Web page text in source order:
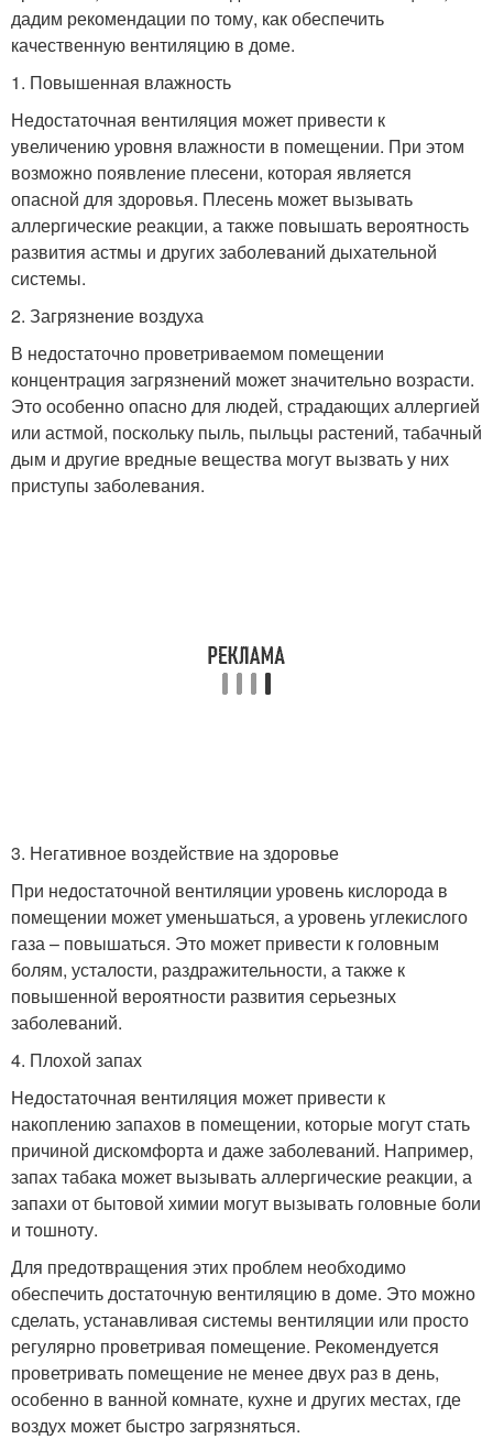
дадим рекомендации по тому, как обеспечить
качественную вентиляцию в доме.
1. Повышенная влажность
Недостаточная вентиляция может привести к
увеличению уровня влажности в помещении. При этом
возможно появление плесени, которая является
опасной для здоровья. Плесень может вызывать
аллергические реакции, а также повышать вероятность
развития астмы и других заболеваний дыхательной
системы.
2. Загрязнение воздуха
В недостаточно проветриваемом помещении
концентрация загрязнений может значительно возрасти.
Это особенно опасно для людей, страдающих аллергией
или астмой, поскольку пыль, пыльцы растений, табачный
дым и другие вредные вещества могут вызвать у них
приступы заболевания.
3. Негативное воздействие на здоровье
При недостаточной вентиляции уровень кислорода в
помещении может уменьшаться, а уровень углекислого
газа – повышаться. Это может привести к головным
болям, усталости, раздражительности, а также к
повышенной вероятности развития серьезных
заболеваний.
4. Плохой запах
Недостаточная вентиляция может привести к
накоплению запахов в помещении, которые могут стать
причиной дискомфорта и даже заболеваний. Например,
запах табака может вызывать аллергические реакции, а
запахи от бытовой химии могут вызывать головные боли
и тошноту.
Для предотвращения этих проблем необходимо
обеспечить достаточную вентиляцию в доме. Это можно
сделать, устанавливая системы вентиляции или просто
регулярно проветривая помещение. Рекомендуется
проветривать помещение не менее двух раз в день,
особенно в ванной комнате, кухне и других местах, где
воздух может быстро загрязняться.